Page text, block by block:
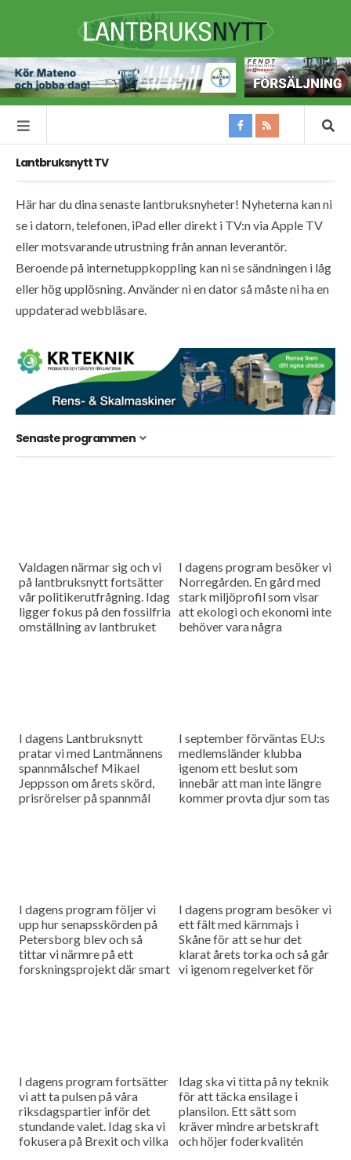
Lantbruksnytt TV
Här har du dina senaste lantbruksnyheter! Nyheterna kan ni
se i datorn, telefonen, iPad eller direkt i TV:n via Apple TV
eller motsvarande utrustning från annan leverantör.
Beroende på internetuppkoppling kan ni se sändningen i låg
eller hög upplösning. Använder ni en dator så måste ni ha en
uppdaterad webbläsare.
Senaste programmen
Valdagen närmar sig och vi
på lantbruksnytt fortsätter
vår politikerutfrågning. Idag
ligger fokus på den fossilfria
omställning av lantbruket
I dagens program besöker vi
Norregården. En gård med
stark miljöprofil som visar
att ekologi och ekonomi inte
behöver vara några
I dagens Lantbruksnytt
pratar vi med Lantmännens
spannmålschef Mikael
Jeppsson om årets skörd,
prisrörelser på spannmål
I september förväntas EU:s
medlemsländer klubba
igenom ett beslut som
innebär att man inte längre
kommer provta djur som tas
I dagens program följer vi
upp hur senapsskörden på
Petersborg blev och så
tittar vi närmre på ett
forskningsprojekt där smart
I dagens program besöker vi
ett fält med kärnmajs i
Skåne för att se hur det
klarat årets torka och så går
vi igenom regelverket för
I dagens program fortsätter
vi att ta pulsen på våra
riksdagspartier inför det
stundande valet. Idag ska vi
fokusera på Brexit och vilka
Idag ska vi titta på ny teknik
för att täcka ensilage i
plansilon. Ett sätt som
kräver mindre arbetskraft
och höjer foderkvalitén